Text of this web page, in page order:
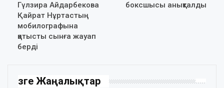
Гүлзира Айдарбекова
Қайрат Нұртастың
мобилографына
қатысты сынға жауап
берді
боксшысы анықталды
Өзге Жаңалықтар